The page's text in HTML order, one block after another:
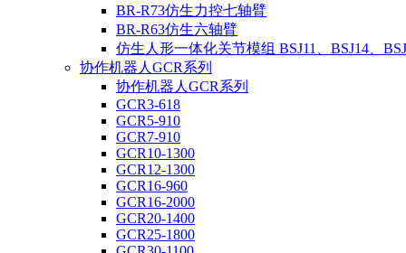
BR-R73仿生力控七轴臂
BR-R63仿生六轴臂
仿生人形一体化关节模组 BSJ11、BSJ14、
协作机器人GCR系列
协作机器人GCR系列
GCR3-618
GCR5-910
GCR7-910
GCR10-1300
GCR12-1300
GCR16-960
GCR16-2000
GCR20-1400
GCR25-1800